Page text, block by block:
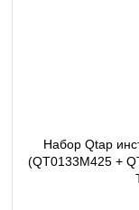
Набор Qtap
(QT0133M425 +